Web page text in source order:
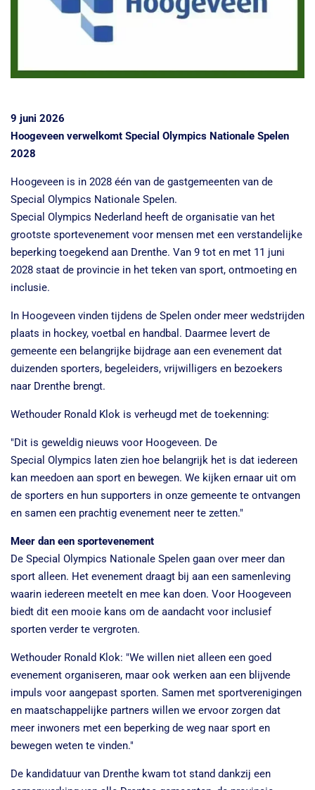
9 juni 2026
Hoogeveen verwelkomt Special Olympics Nationale Spelen
2028
Hoogeveen is in 2028 één van de gastgemeenten van de
Special Olympics Nationale Spelen.
Special Olympics Nederland heeft de organisatie van het
grootste sportevenement voor mensen met een verstandelijke
beperking toegekend aan Drenthe. Van 9 tot en met 11 juni
2028 staat de provincie in het teken van sport, ontmoeting en
inclusie.
In Hoogeveen vinden tijdens de Spelen onder meer wedstrijden
plaats in hockey, voetbal en handbal. Daarmee levert de
gemeente een belangrijke bijdrage aan een evenement dat
duizenden sporters, begeleiders, vrijwilligers en bezoekers
naar Drenthe brengt.
Wethouder Ronald Klok is verheugd met de toekenning:
"Dit is geweldig nieuws voor Hoogeveen. De
Special Olympics laten zien hoe belangrijk het is dat iedereen
kan meedoen aan sport en bewegen. We kijken ernaar uit om
de sporters en hun supporters in onze gemeente te ontvangen
en samen een prachtig evenement neer te zetten."
Meer dan een sportevenement
De Special Olympics Nationale Spelen gaan over meer dan
sport alleen. Het evenement draagt bij aan een samenleving
waarin iedereen meetelt en mee kan doen. Voor Hoogeveen
biedt dit een mooie kans om de aandacht voor inclusief
sporten verder te vergroten.
Wethouder Ronald Klok: "We willen niet alleen een goed
evenement organiseren, maar ook werken aan een blijvende
impuls voor aangepast sporten. Samen met sportverenigingen
en maatschappelijke partners willen we ervoor zorgen dat
meer inwoners met een beperking de weg naar sport en
bewegen weten te vinden."
De kandidatuur van Drenthe kwam tot stand dankzij een